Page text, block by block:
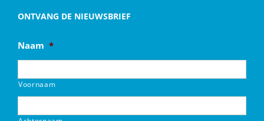
ONTVANG DE NIEUWSBRIEF
Naam *
Voornaam